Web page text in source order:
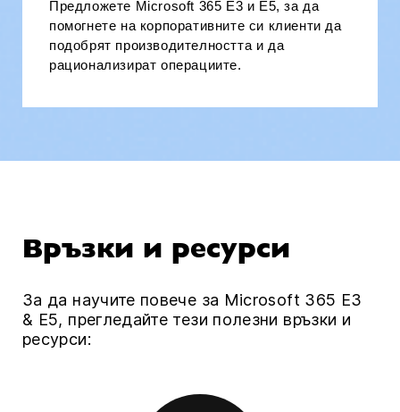
Предложете Microsoft 365 E3 и E5, за да
помогнете на корпоративните си клиенти да
подобрят производителността и да
рационализират операциите.
Връзки и ресурси
За да научите повече за Microsoft 365 E3
& E5, прегледайте тези полезни връзки и
ресурси: